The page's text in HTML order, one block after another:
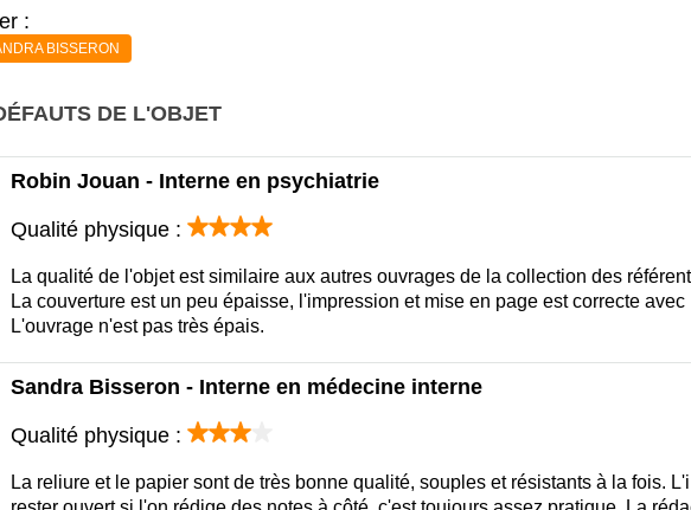
:
BISSERON
DE L'OBJET
Robin Jouan - Interne en psychiatrie
Qualité physique :
La qualité de l'objet est similaire aux autres ouvrages de la collection des
La couverture est un peu épaisse, l'impression et mise en page est correcte
L'ouvrage n'est pas très épais.
Sandra Bisseron - Interne en médecine interne
Qualité physique :
La reliure et le papier sont de très bonne qualité, souples et résistants à la fois.